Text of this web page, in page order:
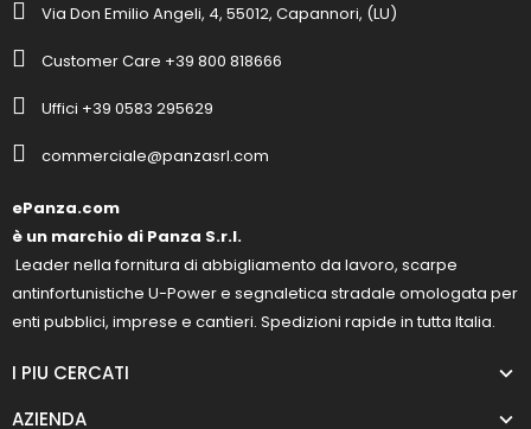
Via Don Emilio Angeli, 4, 55012, Capannori, (LU)
Customer Care +39 800 818666
Uffici +39 0583 295629
commerciale@panzasrl.com
ePanza.com
è un marchio di Panza S.r.l.
Leader nella fornitura di abbigliamento da lavoro, scarpe
antinfortunistiche U-Power e segnaletica stradale omologata per
enti pubblici, imprese e cantieri. Spedizioni rapide in tutta Italia.
I PIU CERCATI
AZIENDA